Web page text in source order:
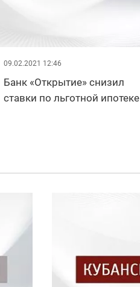
09.02.2021 12:46
Банк «Открытие» снизил
ставки по льготной ипотеке